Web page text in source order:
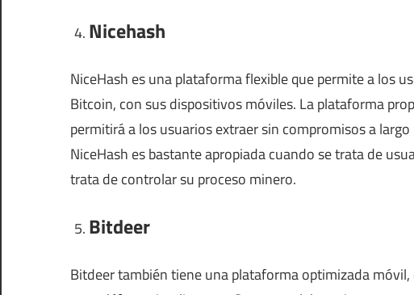
Nicehash
NiceHash es una plataforma flexible que permite a los
Bitcoin, con sus dispositivos móviles. La plataforma
permitirá a los usuarios extraer sin compromisos a
NiceHash es bastante apropiada cuando se trata de
trata de controlar su proceso minero.
Bitdeer
Bitdeer también tiene una plataforma optimizada